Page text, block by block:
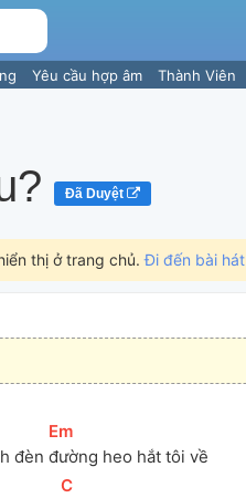
Yêu cầu hợp âm Thành Viên
Đã Duyệt
thị ở trang chủ.Đi đến bài hát
đèn
[Em
đường heo hắt tôi về
[
C